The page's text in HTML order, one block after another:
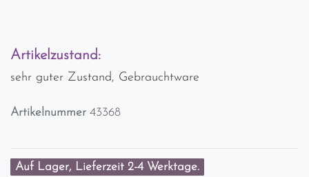
Artikelzustand:
sehr guter Zustand, Gebrauchtware
Artikelnummer 43368
Auf Lager, Lieferzeit 2-4 Werktage.